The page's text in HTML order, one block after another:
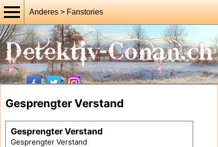
Anderes > Fanstories
Gesprengter Verstand
Gesprengter Verstand
Gesprengter Verstand